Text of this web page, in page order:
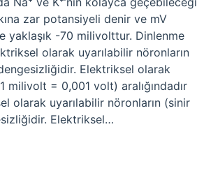
zar potansiyeli denir ve mV
yaklaşık -70 milivolttur. Dinlenme
olarak uyarılabilir nöronların
Elektriksel olarak
= 0,001 volt) aralığındadır
olarak uyarılabilir nöronların (sinir
Elektriksel…